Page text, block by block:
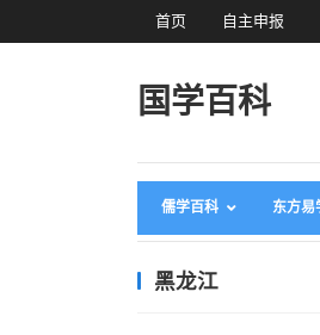
首页 自主申报
国学百科
儒学百科 东方易
黑龙江